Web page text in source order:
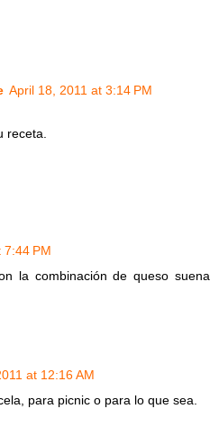
April 18, 2011 at 3:14 PM
receta.
7:44 PM
la combinación de queso suena
at 12:16 AM
para picnic o para lo que sea.